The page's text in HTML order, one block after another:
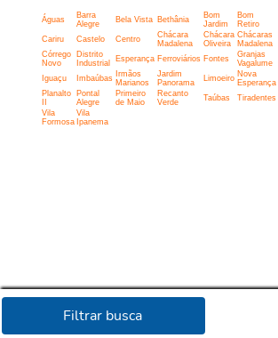
Filtrar busca
Águas
Barra
Alegre
Bela Vista Bethânia
Bom
Jardim
Bom
Retiro
Cariru Castelo Centro
Chácara
Madalena
Chácara
Oliveira
Chácaras
Madalena
Córrego
Novo
Distrito
Industrial
Esperança Ferroviários Fontes
Granjas
Vagalume
Iguaçu Imbaúbas
Irmãos
Marianos
Jardim
Panorama
Limoeiro Nova
Esperança
Planalto
Pontal
Alegre
Primeiro
de Maio
Recanto
Verde
Taúbas Tiradentes
Vila
Formosa
Vila
Ipanema